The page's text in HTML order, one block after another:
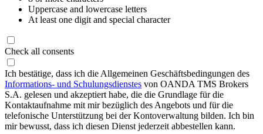
Uppercase and lowercase letters
At least one digit and special character
Check all consents
Ich bestätige, dass ich die Allgemeinen Geschäftsbedingungen des
Informations- und Schulungsdienstes von OANDA TMS Brokers
S.A. gelesen und akzeptiert habe, die die Grundlage für die
Kontaktaufnahme mit mir bezüglich des Angebots und für die
telefonische Unterstützung bei der Kontoverwaltung bilden. Ich bin
mir bewusst, dass ich diesen Dienst jederzeit abbestellen kann.